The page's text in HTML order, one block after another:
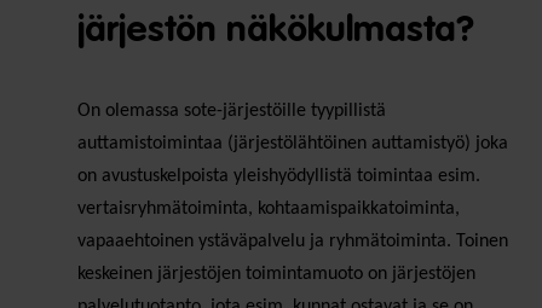
järjestön näkökulmasta?
On olemassa sote-järjestöille tyypillistä
auttamistoimintaa (järjestölähtöinen auttamistyö) joka
on avustuskelpoista yleishyödyllistä toimintaa esim.
vertaisryhmätoiminta, kohtaamispaikkatoiminta,
vapaaehtoinen ystäväpalvelu ja ryhmätoiminta. Toinen
keskeinen järjestöjen toimintamuoto on järjestöjen